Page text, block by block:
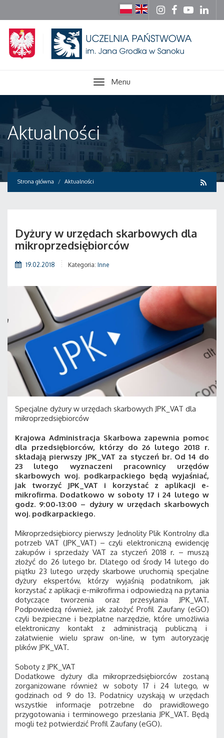
Menu
Aktualności
Strona główna Aktualności
Dyżury w urzędach skarbowych dla
mikroprzedsiębiorców
19.02.2018 Kategoria: Inne
Specjalne dyżury w urzędach skarbowych JPK_VAT dla
mikroprzedsiębiorców
Krajowa Administracja Skarbowa zapewnia pomoc
dla przedsiębiorców, którzy do 26 lutego 2018 r.
składają pierwszy JPK_VAT za styczeń br. Od 14 do
23 lutego wyznaczeni pracownicy urzędów
skarbowych woj. podkarpackiego będą wyjaśniać,
jak tworzyć JPK_VAT i korzystać z aplikacji e-
mikrofirma. Dodatkowo w soboty 17 i 24 lutego w
godz. 9:00-13:00 – dyżury w urzędach skarbowych
woj. podkarpackiego.
Mikroprzedsiębiorcy pierwszy Jednolity Plik Kontrolny dla
potrzeb VAT (JPK_VAT) – czyli elektroniczną ewidencję
zakupów i sprzedaży VAT za styczeń 2018 r. – muszą
złożyć do 26 lutego br. Dlatego od środy 14 lutego do
piątku 23 lutego urzędy skarbowe uruchomią specjalne
dyżury ekspertów, którzy wyjaśnią podatnikom, jak
korzystać z aplikacji e-mikrofirma i odpowiedzą na pytania
dotyczące tworzenia oraz przesyłania JPK_VAT.
Podpowiedzą również, jak założyć Profil Zaufany (eGO)
czyli bezpieczne i bezpłatne narzędzie, które umożliwia
elektroniczny kontakt z administracją publiczną i
załatwienie wielu spraw on-line, w tym autoryzację
plików JPK_VAT.
Soboty z JPK_VAT
Dodatkowe dyżury dla mikroprzedsiębiorców zostaną
zorganizowane również w soboty 17 i 24 lutego, w
godzinach od 9 do 13. Podatnicy uzyskają w urzędach
wszystkie informacje potrzebne do prawidłowego
przygotowania i terminowego przesłania JPK_VAT. Będą
mogli też potwierdzić Profil Zaufany (eGO).